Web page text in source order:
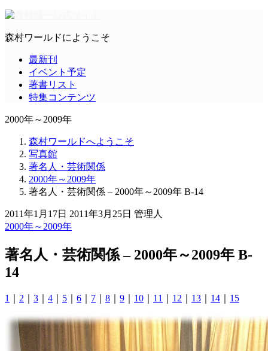
森村ワールドにようこそ
最新刊
イベント予定
著書リスト
特集コンテンツ
2000年～2009年
森村ワールドへようこそ
写真館
著名人・芸術関係
2000年～2009年
著名人・芸術関係 – 2000年～2009年 B-14
2011年1月17日 2011年3月25日 管理人
2000年～2009年
著名人・芸術関係 – 2000年～2009年 B-
14
1 2 3 4 5 6 7 8 9 10 11 12 13 14 15